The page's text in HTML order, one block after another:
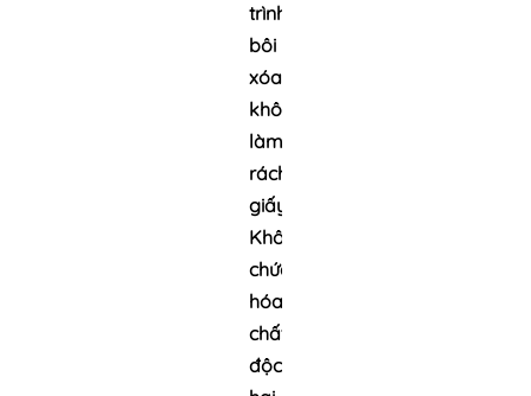
trình
bôi
xóa,
không
làm
rách
giấy.
Không
chứa
hóa
chất
độc